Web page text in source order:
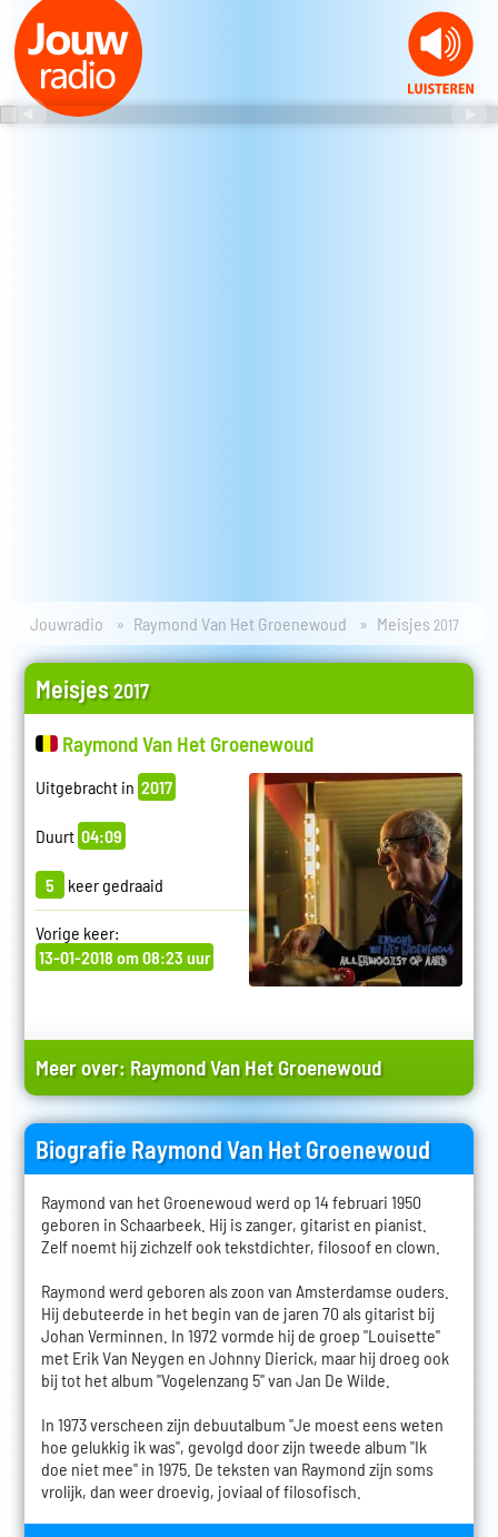
Jouwradio Raymond Van Het Groenewoud Meisjes2017
Meisjes2017
Raymond Van Het Groenewoud
Uitgebracht in 2017
Duurt 04:09
5 keer gedraaid
Vorige keer:
13-01-2018 om 08:23 uur
Meer over: Raymond Van Het Groenewoud
Biografie Raymond Van Het Groenewoud
Raymond van het Groenewoud werd op 14 februari 1950
geboren in Schaarbeek. Hij is zanger, gitarist en pianist.
Zelf noemt hij zichzelf ook tekstdichter, filosoof en clown.
Raymond werd geboren als zoon van Amsterdamse ouders.
Hij debuteerde in het begin van de jaren 70 als gitarist bij
Johan Verminnen. In 1972 vormde hij de groep "Louisette"
met Erik Van Neygen en Johnny Dierick, maar hij droeg ook
bij tot het album "Vogelenzang 5" van Jan De Wilde.
In 1973 verscheen zijn debuutalbum "Je moest eens weten
hoe gelukkig ik was", gevolgd door zijn tweede album "Ik
doe niet mee" in 1975. De teksten van Raymond zijn soms
vrolijk, dan weer droevig, joviaal of filosofisch.